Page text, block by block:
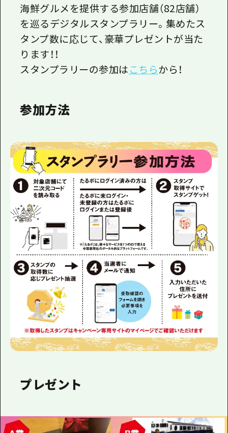
海鮮グルメを提供する参加店舗（82店舗）
を巡るデジタルスタンプラリー。集めたス
タンプ数に応じて、豪華プレゼントが当た
ります！！
スタンプラリーの参加はこちらから！
参加方法
プレゼント